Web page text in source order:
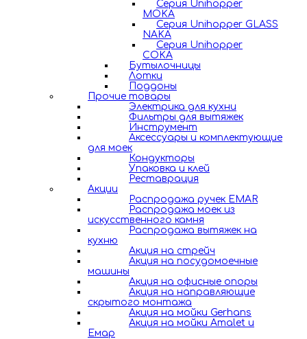
Серия Unihopper
MOKA
Серия Unihopper GLASS
NAKA
Серия Unihopper
COKA
Бутылочницы
Лотки
Поддоны
Прочие товары
Электрика для кухни
Фильтры для вытяжек
Инструмент
Аксессуары и комплектующие
для моек
Кондукторы
Упаковка и клей
Реставрация
Акции
Распродажа ручек EMAR
Распродажа моек из
искусственного камня
Распродажа вытяжек на
кухню
Акция на стрейч
Акция на посудомоечные
машины
Акция на офисные опоры
Акция на направляющие
скрытого монтажа
Акция на мойки Gerhans
Акция на мойки Amalet и
Емар